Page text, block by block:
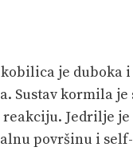
je duboka
Sustav kormila
Jedrilje
površinu i